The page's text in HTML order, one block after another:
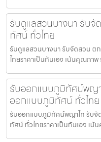
รับดูแลสวนบางนา รับ
ทัศน์ ทั่วไทย
รับดูแลสวนบางนา รับจัดสวน
ไทยราคาเป็นกันเอง เน้นคุณภา
รับออกแบบภูมิทัศน์พญ
ออกแบบภูมิทัศน์ ทั่วไทย
รับออกแบบภูมิทัศน์พญาไท รับ
ทัศน์ ทั่วไทยราคาเป็นกันเอง เ